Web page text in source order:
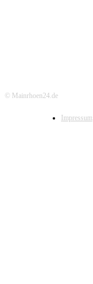
© Mainrhoen24.de
Impressum